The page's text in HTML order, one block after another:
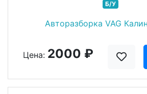
Б/У
Авторазборка VAG
Цена: 2000 ₽